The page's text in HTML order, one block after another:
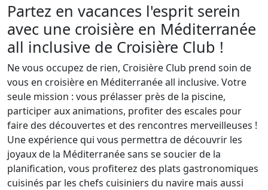
Partez en vacances l'esprit serein
avec une croisière en Méditerranée
all inclusive de Croisière Club !
Ne vous occupez de rien, Croisière Club prend soin de
vous en croisière en Méditerranée all inclusive. Votre
seule mission : vous prélasser près de la piscine,
participer aux animations, profiter des escales pour
faire des découvertes et des rencontres merveilleuses !
Une expérience qui vous permettra de découvrir les
joyaux de la Méditerranée sans se soucier de la
planification, vous profiterez des plats gastronomiques
cuisinés par les chefs cuisiniers du navire mais aussi